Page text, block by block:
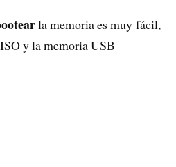
la memoria es muy fácil,
y la memoria USB